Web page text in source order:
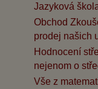
Jazyková
Obchod
prodej našich
Hodnocení
nejenom o
Vše z